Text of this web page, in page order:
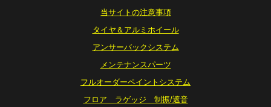
当サイトの注意事項
タイヤ＆アルミホイール
アンサーバックシステム
メンテナンスパーツ
フルオーダーペイントシステム
フロア ラゲッジ 制振/遮音